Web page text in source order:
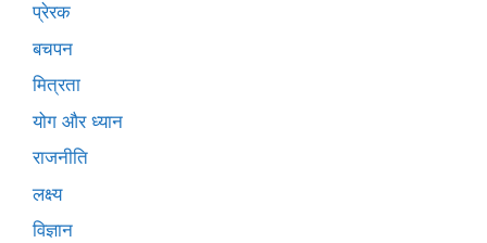
प्रेरक
बचपन
मित्रता
योग और ध्यान
राजनीति
लक्ष्य
विज्ञान